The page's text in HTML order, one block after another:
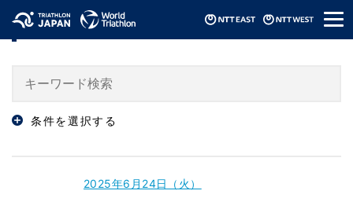
メ
ニ
「パラ開催案内」のニュース
条件を選択する
2025年6月24日（火）